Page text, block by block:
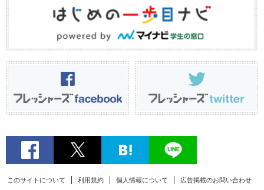
このサイトについて 利用規約 個人情報について 広告掲載のお問い合わせ